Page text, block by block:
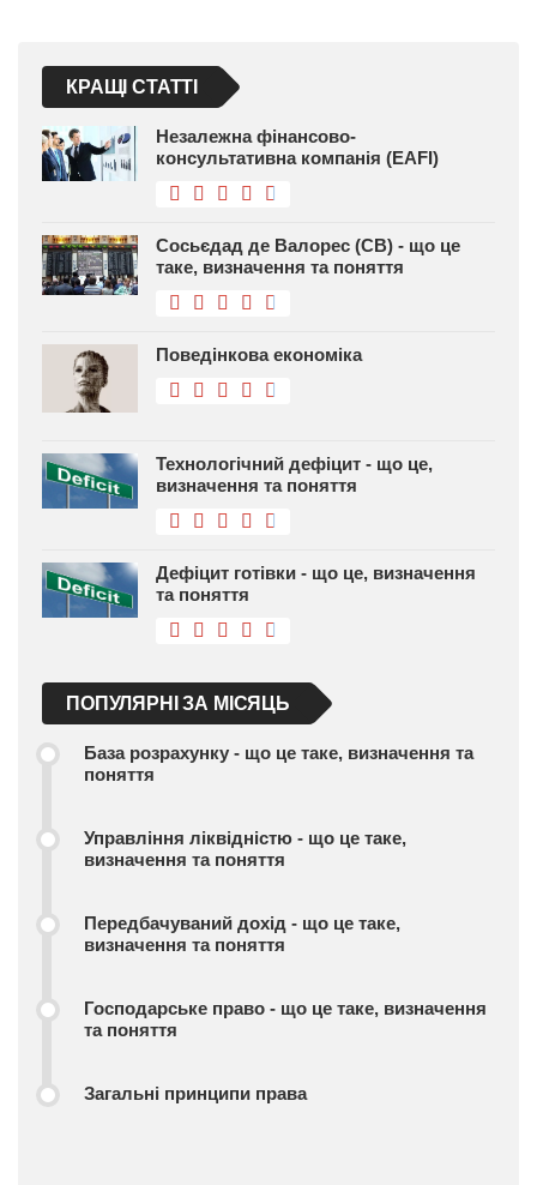
КРАЩІ СТАТТІ
Незалежна фінансово-
консультативна компанія (EAFI)
Сосьєдад де Валорес (СВ) - що це
таке, визначення та поняття
Поведінкова економіка
Технологічний дефіцит - що це,
визначення та поняття
Дефіцит готівки - що це, визначення
та поняття
ПОПУЛЯРНІ ЗА МІСЯЦЬ
База розрахунку - що це таке, визначення та
поняття
Управління ліквідністю - що це таке,
визначення та поняття
Передбачуваний дохід - що це таке,
визначення та поняття
Господарське право - що це таке, визначення
та поняття
Загальні принципи права